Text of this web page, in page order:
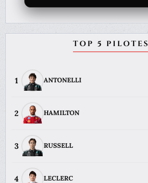
TOP 5 PILOTES
1 ANTONELLI
2 HAMILTON
3 RUSSELL
4 LECLERC